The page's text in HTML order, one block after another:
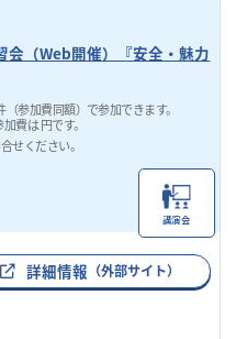
会（Web開催）『安全・魅力
参加費同額）で参加できます。
費は 円です。
せください。
講演会
詳細情報 （外部サイト）